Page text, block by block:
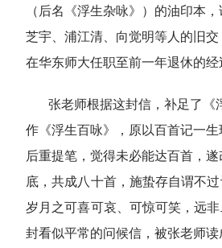
（后名《浮生杂咏》）的油印本
芝宇、浦江清、向觉明等人的旧
在华东师大任职至前一年退休的
张老师根据这封信，补足了
作《浮生百咏》，原以百首记一
后重提笔，觉得未必能达百首，
底，共成八十首，施蛰存自谓不
岁月之可喜可哀、可惊可笑，远
封看似平常的问候信，被张老师